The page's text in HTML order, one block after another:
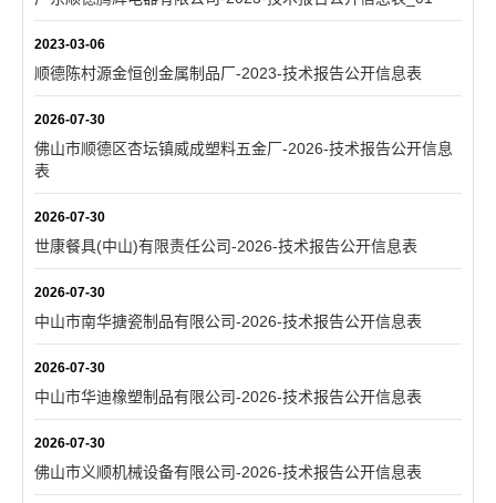
2023-03-06
顺德陈村源金恒创金属制品厂-2023-技术报告公开信息表
2026-07-30
佛山市顺德区杏坛镇威成塑料五金厂-2026-技术报告公开信息
表
2026-07-30
世康餐具(中山)有限责任公司-2026-技术报告公开信息表
2026-07-30
中山市南华搪瓷制品有限公司-2026-技术报告公开信息表
2026-07-30
中山市华迪橡塑制品有限公司-2026-技术报告公开信息表
2026-07-30
佛山市义顺机械设备有限公司-2026-技术报告公开信息表